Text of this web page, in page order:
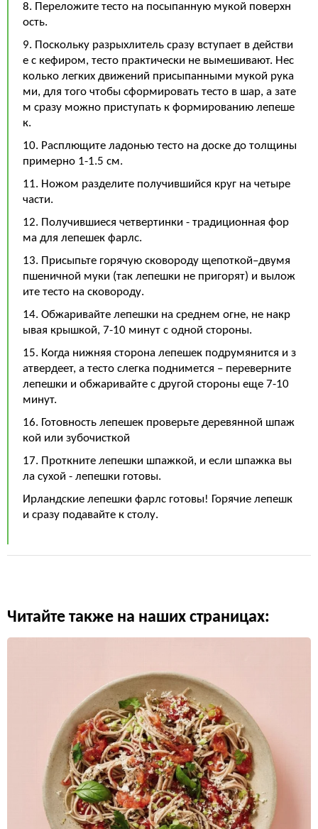
8. Переложите тесто на посыпанную мукой поверхн
ость.
9. Поскольку разрыхлитель сразу вступает в действи
е с кефиром, тесто практически не вымешивают. Нес
колько легких движений присыпанными мукой рука
ми, для того чтобы сформировать тесто в шар, а зате
м сразу можно приступать к формированию лепеше
к.
10. Расплющите ладонью тесто на доске до толщины
примерно 1-1.5 см.
11. Ножом разделите получившийся круг на четыре
части.
12. Получившиеся четвертинки - традиционная фор
ма для лепешек фарлс.
13. Присыпьте горячую сковороду щепоткой–двумя
пшеничной муки (так лепешки не пригорят) и вылож
ите тесто на сковороду.
14. Обжаривайте лепешки на среднем огне, не накр
ывая крышкой, 7-10 минут с одной стороны.
15. Когда нижняя сторона лепешек подрумянится и з
атвердеет, а тесто слегка поднимется – переверните
лепешки и обжаривайте с другой стороны еще 7-10
минут.
16. Готовность лепешек проверьте деревянной шпаж
кой или зубочисткой
17. Проткните лепешки шпажкой, и если шпажка вы
ла сухой - лепешки готовы.
Ирландские лепешки фарлс готовы! Горячие лепешк
и сразу подавайте к столу.
Читайте также на наших страницах: